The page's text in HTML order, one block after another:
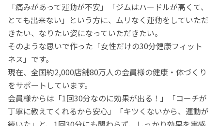
「痛みがあって運動が不安」「ジムはハードルが高くて、
とても出来ない」という方に、ムリなく運動をしていただ
きたい、なりたい姿になっていただきたい。
そのような思いで作った「女性だけの30分健康フィット
ネス」です。
現在、全国約2,000店舗80万人の会員様の健康・体づくり
をサポートしています。
会員様からは「1回30分なのに効果が出る！」「コーチが
丁寧に教えてくれるから安心」「キツくないから、運動が